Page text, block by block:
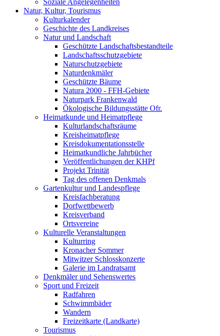
Soziale Angelegenheiten
Natur, Kultur, Tourismus
Kulturkalender
Geschichte des Landkreises
Natur und Landschaft
Geschützte Landschaftsbestandteile
Landschaftsschutzgebiete
Naturschutzgebiete
Naturdenkmäler
Geschützte Bäume
Natura 2000 - FFH-Gebiete
Naturpark Frankenwald
Ökologische Bildungsstätte Ofr.
Heimatkunde und Heimatpflege
Kulturlandschaftsräume
Kreisheimatpflege
Kreisdokumentationsstelle
Heimatkundliche Jahrbücher
Veröffentlichungen der KHPf
Projekt Trinität
Tag des offenen Denkmals
Gartenkultur und Landespflege
Kreisfachberatung
Dorfwettbewerb
Kreisverband
Ortsvereine
Kulturelle Veranstaltungen
Kulturring
Kronacher Sommer
Mitwitzer Schlosskonzerte
Galerie im Landratsamt
Denkmäler und Sehenswertes
Sport und Freizeit
Radfahren
Schwimmbäder
Wandern
Freizeitkarte (Landkarte)
Tourismus